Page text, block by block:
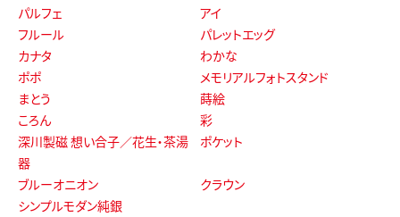
パルフェ
アイ
フルール
パレットエッグ
カナタ
わかな
ポポ
メモリアルフォトスタンド
まとう
蒔絵
ころん
彩
深川製磁 想い合子／花生・茶湯
器
ポケット
ブルーオニオン
クラウン
シンプルモダン純銀